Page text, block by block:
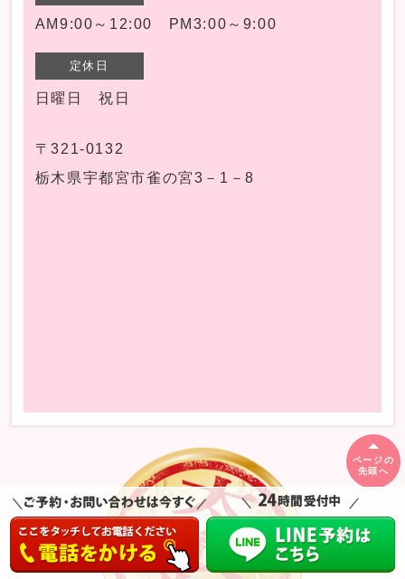
AM9:00～12:00 PM3:00～9:00
定休日
日曜日 祝日
〒321-0132
栃木県宇都宮市雀の宮3－1－8
ページの
先頭へ